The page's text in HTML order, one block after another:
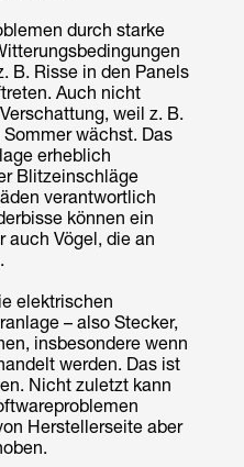
durch starke
B. Risse in den Panels
Auch nicht
weil z. B.
wächst. Das
erheblich
Blitzeinschläge
verantwortlich
können ein
auch Vögel, die an
elektrischen
– also Stecker,
insbesondere wenn
werden. Das ist
Nicht zuletzt kann
Herstellerseite aber